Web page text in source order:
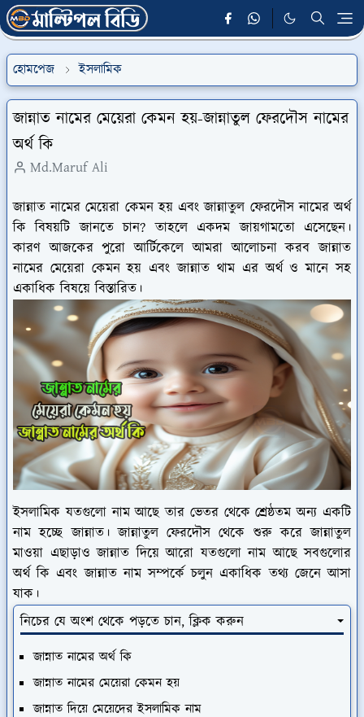
হোমপেজ ইসলামিক
জান্নাত নামের মেয়েরা কেমন হয়-জান্নাতুল ফেরদৌস নামের
অর্থ কি
Md.Maruf Ali
জান্নাত নামের মেয়েরা কেমন হয় এবং জান্নাতুল ফেরদৌস নামের অর্থ
কি বিষয়টি জানতে চান? তাহলে একদম জায়গামতো এসেছেন।
কারণ আজকের পুরো আর্টিকেলে আমরা আলোচনা করব জান্নাত
নামের মেয়েরা কেমন হয় এবং জান্নাত থাম এর অর্থ ও মানে সহ
একাধিক বিষয়ে বিস্তারিত।
ইসলামিক যতগুলো নাম আছে তার ভেতর থেকে শ্রেষ্ঠতম অন্য একটি
নাম হচ্ছে জান্নাত। জান্নাতুল ফেরদৌস থেকে শুরু করে জান্নাতুল
মাওয়া এছাড়াও জান্নাত দিয়ে আরো যতগুলো নাম আছে সবগুলোর
অর্থ কি এবং জান্নাত নাম সম্পর্কে চলুন একাধিক তথ্য জেনে আসা
যাক।
নিচের যে অংশ থেকে পড়তে চান, ক্লিক করুন
জান্নাত নামের অর্থ কি
জান্নাত নামের মেয়েরা কেমন হয়
জান্নাত দিয়ে মেয়েদের ইসলামিক নাম